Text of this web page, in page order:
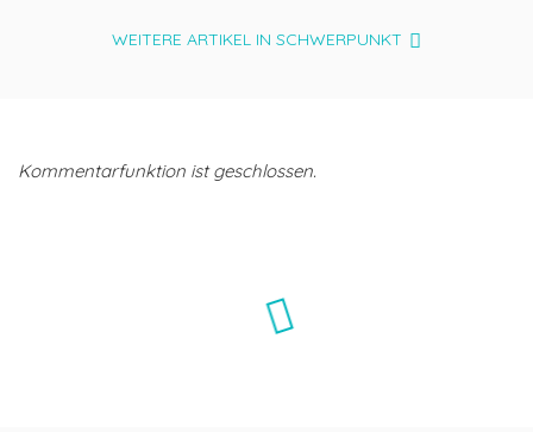
WEITERE ARTIKEL IN SCHWERPUNKT
Kommentarfunktion ist geschlossen.